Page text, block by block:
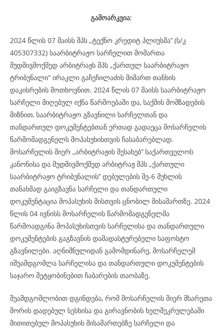
გამოარკვია:
2024 წლის 07 მაისს შპს „ტექნო კრედიტ პლიუსმა’’ (ს/კ
405307332) საარბიტრაჟო სარჩელით მომართა
მუდმივმოქმედ არბიტრაჟს შპს „ქართულ საარბიტრაჟო
ტრიბუნალი“ ირაკლი გაჩეჩილაძის მიმართ თანხის
დაკისრების მოთხოვნით. 2024 წლის 07 მაისს საარბიტრაჟო
სარჩელი მიღებულ იქნა წარმოებაში და, საქმის მომზადების
მიზნით, საარბიტრაჟო გზავნილი სარჩელთან და
თანდართულ დოკუმენტებთან ერთად გადაეცა მოსარჩელის
წარმომადგენელს მოპასუხისთვის ჩასაბარებლად.
მოსარჩელის მიერ ,,არბიტრაჟის შესახებ’’ საქართველოს
კანონისა და მუდმივმოქმედ არბიტრაჟ შპს „ქართული
საარბიტრაჟო ტრიბუნალის’’ დებულების მე-6 მუხლის
თანახმად გაიგზავნა სარჩელი და თანდართული
დოკუმენტაცია მოპასუხის მისთვის ცნობილ მისამართზე. 2024
წლის 04 ივნისს მოსარჩელის წარმომადგენელმა
წარმოადგინა მოპასუხისთვის სარჩელისა და თანდართული
დოკუმენტების გაგზავნის დამადასტურებელი საფოსტო
გზავნილები. აღნიშნულიდან გამომდინარე, მოსარჩელემ
იშუამდგომლა სარჩელისა და თანდართული დოკუმენტების
საჯარო შეტყობინებით ჩაბარების თაობაზე.
შუამდგომლობით დგინდება, რომ მოსარჩელის მიერ მხარეთა
შორის დადებულ სესხისა და გირავნობის ხელშეკრულებაში
მითითებულ მოპასუხის მისამართებზე სარჩელი და